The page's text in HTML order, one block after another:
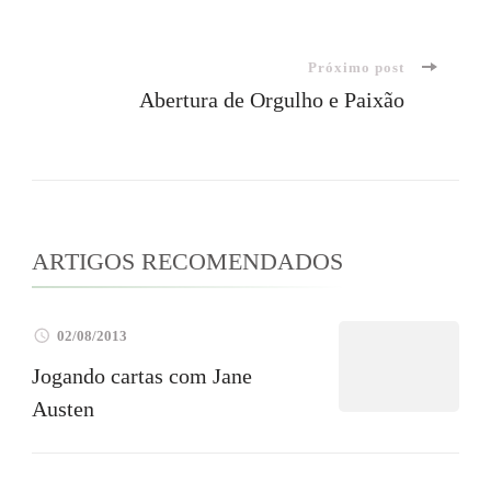
Próximo post
Abertura de Orgulho e Paixão
ARTIGOS RECOMENDADOS
02/08/2013
Jogando cartas com Jane
Austen